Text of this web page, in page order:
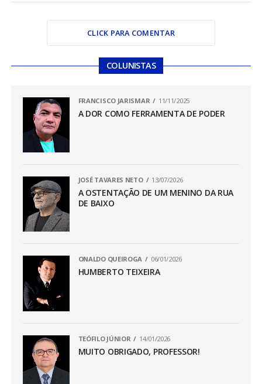
CLICK PARA COMENTAR
COLUNISTAS
FRANCISCO JARISMAR 11/11/2025
A DOR COMO FERRAMENTA DE PODER
JOSÉ TAVARES NETO 13/07/2026
A OSTENTAÇÃO DE UM MENINO DA RUA
DE BAIXO
ONALDO QUEIROGA 06/01/2026
HUMBERTO TEIXEIRA
TEÓFILO JÚNIOR 14/01/2026
MUITO OBRIGADO, PROFESSOR!